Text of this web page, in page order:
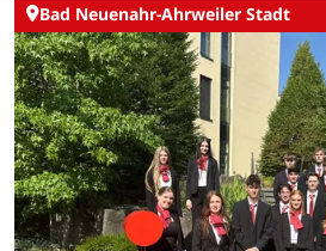
Bad Neuenahr-Ahrweiler Stadt